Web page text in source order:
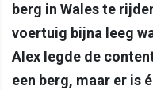
berg in Wales te
voertuig bijna leeg
Alex legde de
een berg, maar er is